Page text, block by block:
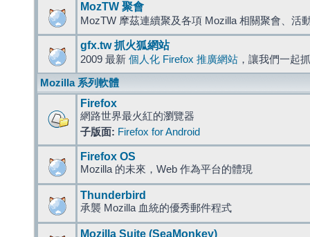
MozTW 聚會
MozTW 摩茲連續聚及各項 Mozilla 相關聚會、活
gfx.tw 抓火狐網站
2009 最新 個人化 Firefox 推廣網站 ，讓我們一起
Mozilla 系列軟體
Firefox
網路世界最火紅的瀏覽器
子版面: Firefox for Android
Firefox OS
Mozilla 的未來，Web 作為平台的體現
Thunderbird
承襲 Mozilla 血統的優秀郵件程式
Mozilla Suite (SeaMonkey)